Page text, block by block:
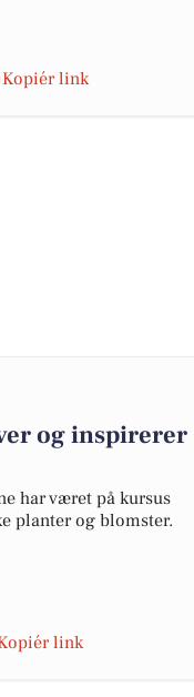
Kopiér link
og inspirerer
har været på kursus
planter og blomster.
link